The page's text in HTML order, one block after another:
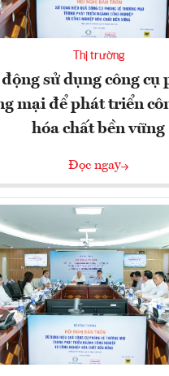
Thị trường
sử dụng công cụ
mại để phát triển
hóa chất bền vững
Đọc ngay